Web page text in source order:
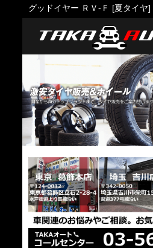
グッドイヤー ＲＶ-Ｆ [夏タイヤ]